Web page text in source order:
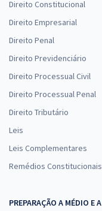
Direito Constitucional
Direito Empresarial
Direito Penal
Direito Previdenciário
Direito Processual Civil
Direito Processual Penal
Direito Tributário
Leis
Leis Complementares
Remédios Constitucionais
PREPARAÇÃO A MÉDIO E A